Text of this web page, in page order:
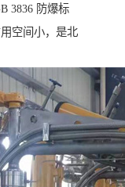
3836 防爆标
空间小，是北